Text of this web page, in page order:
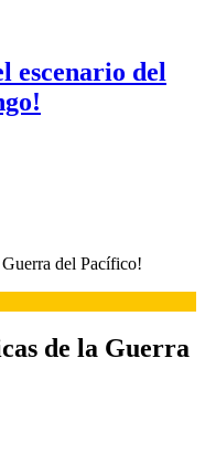
escenario del
del Pacífico!
de la Guerra